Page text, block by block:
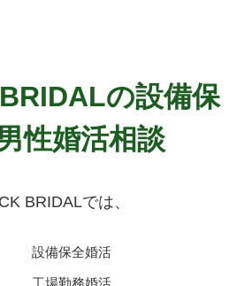
の設備保
性婚活相談
BRIDALでは、
設備保全婚活